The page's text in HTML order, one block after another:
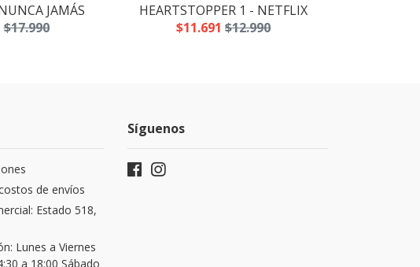
JAMÁS
$17.990
HEARTSTOPPER 1 - NETFLIX
$11.691 $12.990
de envíos
Estado 518,
Lunes a Viernes
a 18:00 Sábado
Síguenos